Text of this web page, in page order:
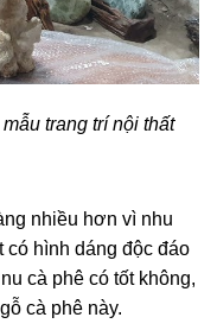
trang trí nội thất
nhiều hơn vì nhu
có hình dáng độc đáo
cà phê có tốt không,
cà phê này.